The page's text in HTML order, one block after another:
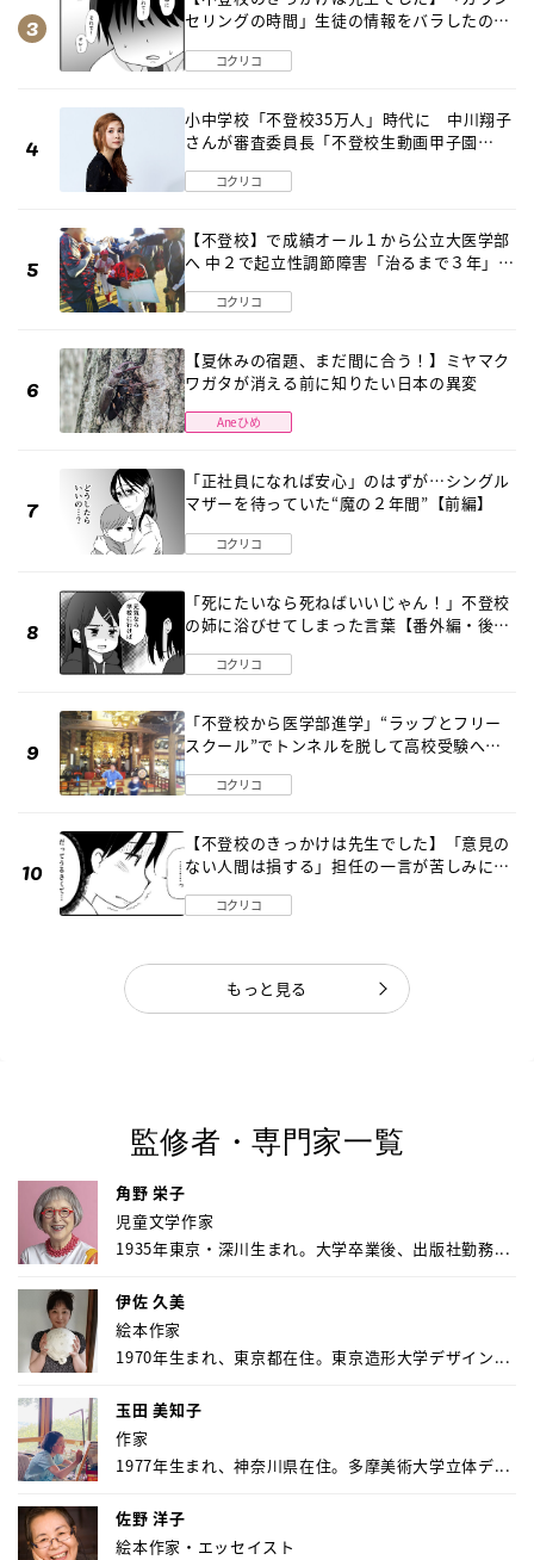
セリングの時間」生徒の情報をバラしたの
コクリコ
小中学校「不登校35万人」時代に 中川翔子
さんが審査委員長「不登校生動画甲子園
コクリコ
【不登校】で成績オール１から公立大医学部
へ 中２で起立性調節障害「治るまで３年」の
コクリコ
【夏休みの宿題、まだ間に合う！】ミヤマク
ワガタが消える前に知りたい日本の異変
Aneひめ
「正社員になれば安心」のはずが…シングル
マザーを待っていた“魔の２年間”【前編】
コクリコ
「死にたいなら死ねばいいじゃん！」不登校
の姉に浴びせてしまった言葉【番外編・後
コクリコ
「不登校から医学部進学」“ラップとフリー
スクール”でトンネルを脱して高校受験へ
コクリコ
【不登校のきっかけは先生でした】「意見の
ない人間は損する」担任の一言が苦しみに…
コクリコ
もっと見る
監修者・専門家一覧
角野 栄子
児童文学作家
1935年東京・深川生まれ。大学卒業後、出版社勤務...
伊佐 久美
絵本作家
1970年生まれ、東京都在住。東京造形大学デザイン...
玉田 美知子
作家
1977年生まれ、神奈川県在住。多摩美術大学立体デ...
佐野 洋子
絵本作家・エッセイスト